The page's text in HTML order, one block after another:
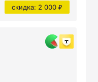
скидка: 2 000 ₽